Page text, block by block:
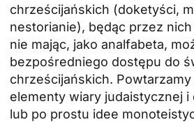
chrześcijańskich (doketyści,
nestorianie), będąc przez
nie mając, jako analfabeta,
bezpośredniego dostępu do
chrześcijańskich.
elementy wiary judaistycznej
lub po prostu idee